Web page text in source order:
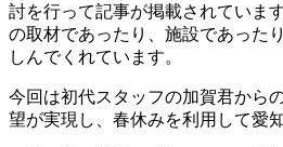
討を行って記事が掲載されていま
の取材であったり、施設であった
しんでくれています。
今回は初代スタッフの加賀君から
望が実現し、春休みを利用して愛